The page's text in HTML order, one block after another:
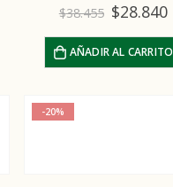
$38.455 $28.840
AÑADIR AL CARRITO
-20%